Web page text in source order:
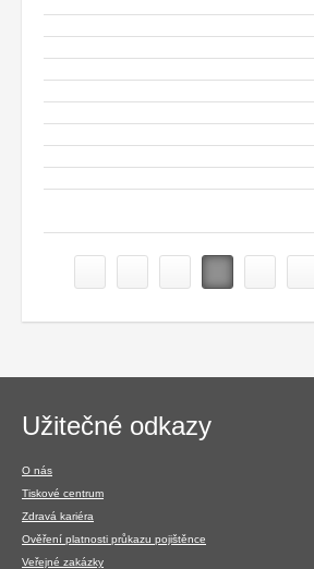
Navigace
v
patičce
Užitečné odkazy
O nás
Tiskové centrum
Zdravá kariéra
Ověření platnosti průkazu pojištěnce
Veřejné zakázky